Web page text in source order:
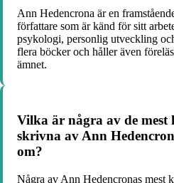
Ann Hedencrona är en
författare som är känd för sitt
psykologi, personlig utveckling
flera böcker och håller även
ämnet.
Vilka är några av de mest
skrivna av Ann
om?
Några av Ann Hedencronas mest